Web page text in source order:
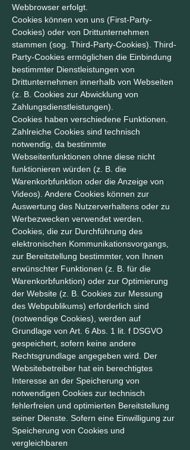
Webbrowser erfolgt.
Cookies können von uns (First-Party-
Cookies) oder von Drittunternehmen
stammen (sog. Third-Party-Cookies). Third-
Party-Cookies ermöglichen die Einbindung
bestimmter Dienstleistungen von
Drittunternehmen innerhalb von Webseiten
(z. B. Cookies zur Abwicklung von
Zahlungsdienstleistungen).
Cookies haben verschiedene Funktionen.
Zahlreiche Cookies sind technisch
notwendig, da bestimmte
Webseitenfunktionen ohne diese nicht
funktionieren würden (z. B. die
Warenkorbfunktion oder die Anzeige von
Videos). Andere Cookies können zur
Auswertung des Nutzerverhaltens oder zu
Werbezwecken verwendet werden.
Cookies, die zur Durchführung des
elektronischen Kommunikationsvorgangs,
zur Bereitstellung bestimmter, von Ihnen
erwünschter Funktionen (z. B. für die
Warenkorbfunktion) oder zur Optimierung
der Website (z. B. Cookies zur Messung
des Webpublikums) erforderlich sind
(notwendige Cookies), werden auf
Grundlage von Art. 6 Abs. 1 lit. f DSGVO
gespeichert, sofern keine andere
Rechtsgrundlage angegeben wird. Der
Websitebetreiber hat ein berechtigtes
Interesse an der Speicherung von
notwendigen Cookies zur technisch
fehlerfreien und optimierten Bereitstellung
seiner Dienste. Sofern eine Einwilligung zur
Speicherung von Cookies und
vergleichbaren